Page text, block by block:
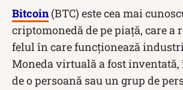
Bitcoin(BTC) este cea mai
criptomonedă de pe piață, care a
felul în care funcționează
Moneda virtuală a fost inventată,
de o persoană sau un grup de